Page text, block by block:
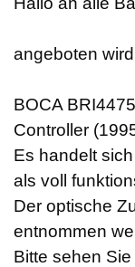
angeboten
BOCA
Controller
Es handelt
als voll
Der optische
entnommen
Bitte sehen